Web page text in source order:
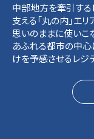
中部地方を牽引する
支える「丸の内」エ
思いのままに使いこ
あふれる都市の中心
けを予感させるレジ